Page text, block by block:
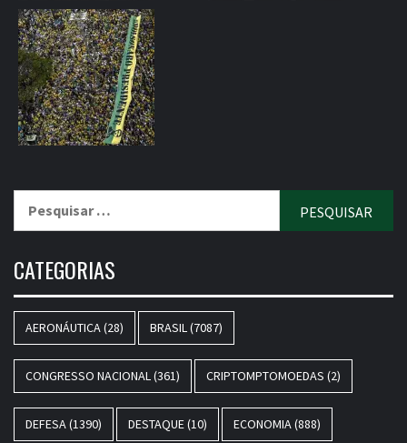
CATEGORIAS
AERONÁUTICA(28) BRASIL(7087)
CONGRESSO NACIONAL(361) CRIPTOMPTOMOEDAS (2)
DEFESA(1390) DESTAQUE(10) ECONOMIA(888)